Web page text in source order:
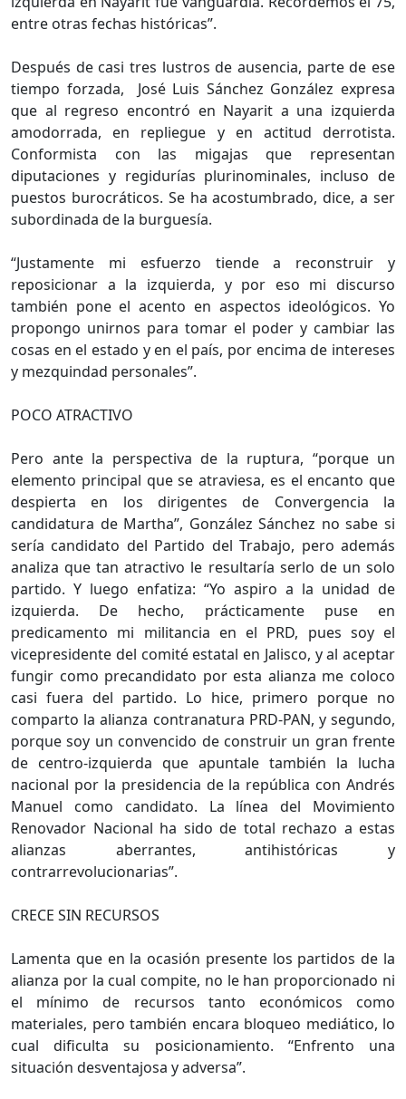
entre otras fechas históricas”.
Después de casi tres lustros de ausencia, parte de ese
tiempo forzada, José Luis Sánchez González expresa
que al regreso encontró en Nayarit a una izquierda
amodorrada, en repliegue y en actitud derrotista.
Conformista con las migajas que representan
diputaciones y regidurías plurinominales, incluso de
puestos burocráticos. Se ha acostumbrado, dice, a ser
subordinada de la burguesía.
“Justamente mi esfuerzo tiende a reconstruir y
reposicionar a la izquierda, y por eso mi discurso
también pone el acento en aspectos ideológicos. Yo
propongo unirnos para tomar el poder y cambiar las
cosas en el estado y en el país, por encima de intereses
y mezquindad personales”.
POCO ATRACTIVO
Pero ante la perspectiva de la ruptura, “porque un
elemento principal que se atraviesa, es el encanto que
despierta en los dirigentes de Convergencia la
candidatura de Martha”, González Sánchez no sabe si
sería candidato del Partido del Trabajo, pero además
analiza que tan atractivo le resultaría serlo de un solo
partido. Y luego enfatiza: “Yo aspiro a la unidad de
izquierda. De hecho, prácticamente puse en
predicamento mi militancia en el PRD, pues soy el
vicepresidente del comité estatal en Jalisco, y al aceptar
fungir como precandidato por esta alianza me coloco
casi fuera del partido. Lo hice, primero porque no
comparto la alianza contranatura PRD-PAN, y segundo,
porque soy un convencido de construir un gran frente
de centro-izquierda que apuntale también la lucha
nacional por la presidencia de la república con Andrés
Manuel como candidato. La línea del Movimiento
Renovador Nacional ha sido de total rechazo a estas
alianzas aberrantes, antihistóricas y
contrarrevolucionarias”.
CRECE SIN RECURSOS
Lamenta que en la ocasión presente los partidos de la
alianza por la cual compite, no le han proporcionado ni
el mínimo de recursos tanto económicos como
materiales, pero también encara bloqueo mediático, lo
cual dificulta su posicionamiento. “Enfrento una
situación desventajosa y adversa”.